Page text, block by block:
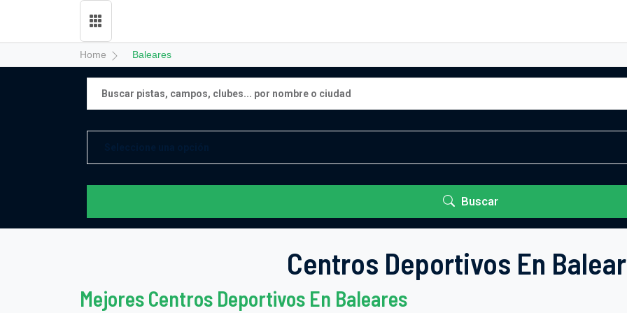
Home Baleares
Buscar
Centros Deportivos En
Mejores Centros Deportivos En Baleares